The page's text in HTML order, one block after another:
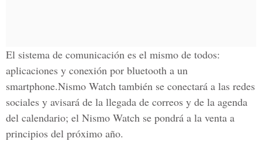
El sistema de comunicación es el mismo de todos:
aplicaciones y conexión por bluetooth a un
smartphone.Nismo Watch también se conectará a las redes
sociales y avisará de la llegada de correos y de la agenda
del calendario; el Nismo Watch se pondrá a la venta a
principios del próximo año.